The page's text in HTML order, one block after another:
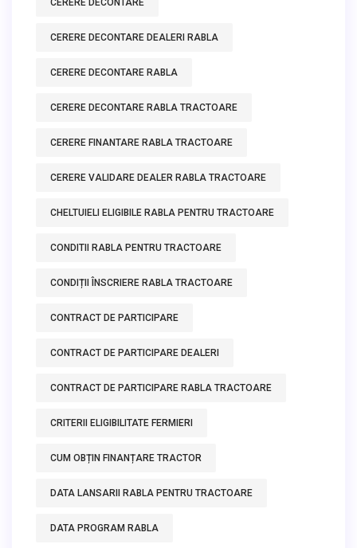
CERERE DECONTARE
CERERE DECONTARE DEALERI RABLA
CERERE DECONTARE RABLA
CERERE DECONTARE RABLA TRACTOARE
CERERE FINANTARE RABLA TRACTOARE
CERERE VALIDARE DEALER RABLA TRACTOARE
CHELTUIELI ELIGIBILE RABLA PENTRU TRACTOARE
CONDITII RABLA PENTRU TRACTOARE
CONDIȚII ÎNSCRIERE RABLA TRACTOARE
CONTRACT DE PARTICIPARE
CONTRACT DE PARTICIPARE DEALERI
CONTRACT DE PARTICIPARE RABLA TRACTOARE
CRITERII ELIGIBILITATE FERMIERI
CUM OBȚIN FINANȚARE TRACTOR
DATA LANSARII RABLA PENTRU TRACTOARE
DATA PROGRAM RABLA